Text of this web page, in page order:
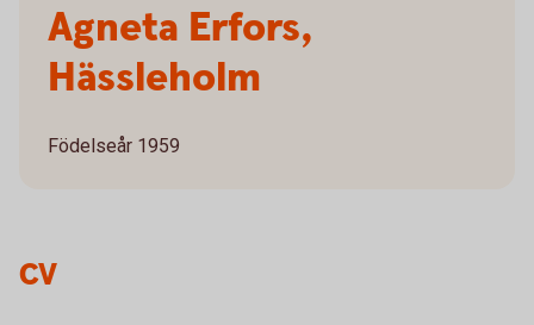
Agneta Erfors,
Hässleholm
Födelseår 1959
CV